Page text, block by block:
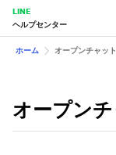
LINE
ヘルプセンター
ホーム オープンチャット
オープン